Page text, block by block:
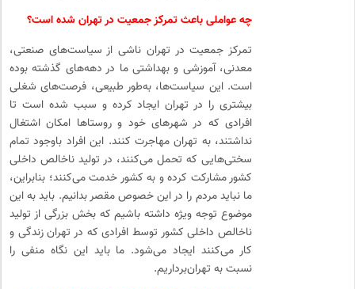
چه عواملی باعث تمرکز جمعیت در تهران شده است؟
تمرکز جمعیت در تهران ناشی از سیاست‌های صنعتی،
معدنی، آموزشی و بهداشتی ما در دهه‌های گذشته بوده
است. این سیاست‌ها، به‌طور طبیعی، فرصت‌های شغلی
بیشتری را در تهران ایجاد کرده و سبب شده است تا
افرادی که در شهرهای خود و روستاها امکان اشتغال
نداشتند، به تهران مهاجرت کنند. این افراد باوجود تمام
سختی‌هایی که تحمل می‌کنند، در تولید ناخالص داخلی
کشور مشارکت کرده و به کشور خدمت می‌کنند؛ بنابراین،
ما نباید مردم را در این خصوص مقصر بدانیم. باید به این
موضوع توجه ویژه داشته باشیم که بخش بزرگی از تولید
ناخالص داخلی کشور توسط افرادی که در تهران زندگی و
کار می‌کنند ایجاد می‌شود. ما باید این نگاه منفی را
نسبت به تهران‌برداریم.